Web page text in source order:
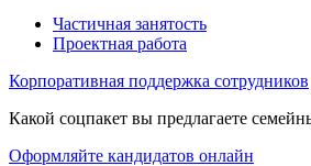
Частичная занятость
Проектная работа
Корпоративная поддержка сотрудников
Какой соцпакет вы предлагаете
Оформляйте кандидатов онлайн